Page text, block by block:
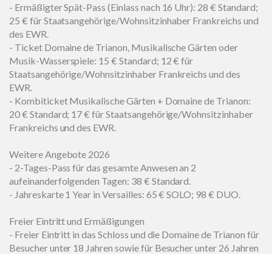
- Ermäßigter Spät-Pass (Einlass nach 16 Uhr): 28 € Standard;
25 € für Staatsangehörige/Wohnsitzinhaber Frankreichs und
des EWR.
- Ticket Domaine de Trianon, Musikalische Gärten oder
Musik-Wasserspiele: 15 € Standard; 12 € für
Staatsangehörige/Wohnsitzinhaber Frankreichs und des
EWR.
- Kombiticket Musikalische Gärten + Domaine de Trianon:
20 € Standard; 17 € für Staatsangehörige/Wohnsitzinhaber
Frankreichs und des EWR.
Weitere Angebote 2026
- 2-Tages-Pass für das gesamte Anwesen an 2
aufeinanderfolgenden Tagen: 38 € Standard.
- Jahreskarte 1 Year in Versailles: 65 € SOLO; 98 € DUO.
Freier Eintritt und Ermäßigungen
- Freier Eintritt in das Schloss und die Domaine de Trianon für
Besucher unter 18 Jahren sowie für Besucher unter 26 Jahren